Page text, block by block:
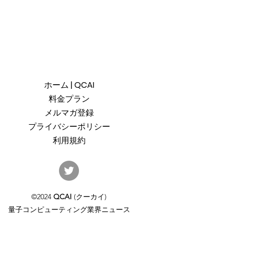
産総研のG-QuATに冷却原子
(中性原子)方式の米国QuEra社
億円（4,100万米ドル）。設置
するのは256量子ビットの第2
ホーム | QCAI
料金プラン
メルマガ登録
プライバシーポリシー
利用規約
©2024 QCAI (クーカイ)
量子コンピューティング業界ニュース